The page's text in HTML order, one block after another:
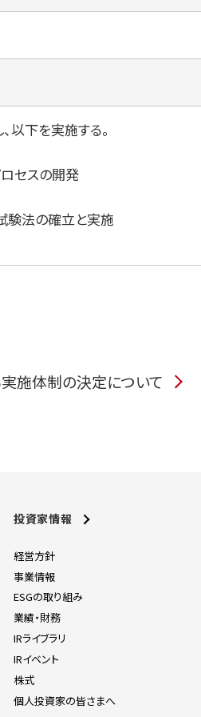
下を実施する。
セスの開発
験法の確⽴と実施
施体制の決定について
投資家情報
経営方針
事業情報
ESGの取り組み
業績・財務
IRライブラリ
IRイベント
株式
個人投資家の皆さまへ